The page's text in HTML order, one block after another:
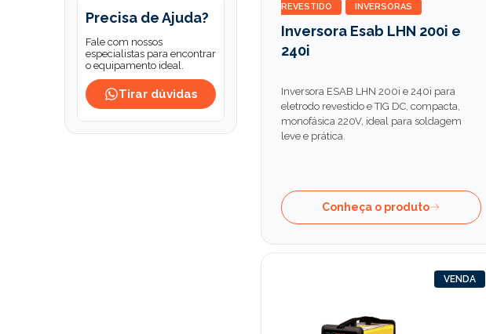
REVESTIDO
INVERSORAS
Inversora Esab LHN 200i e
240i
Inversora ESAB LHN 200i e 240i para
eletrodo revestido e TIG DC, compacta,
monofásica 220V, ideal para soldagem
leve e prática.
Conheça o produto
VENDA
Precisa de Ajuda?
Fale com nossos
especialistas para encontrar
o equipamento ideal.
Tirar dúvidas